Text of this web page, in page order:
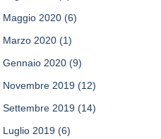
Maggio 2020 (6)
Marzo 2020 (1)
Gennaio 2020 (9)
Novembre 2019 (12)
Settembre 2019 (14)
Luglio 2019 (6)